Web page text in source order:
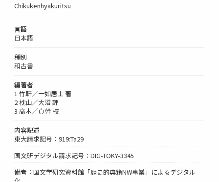
Chikukenhyakuritsu
言語
日本語
種別
和古書
編著者
1 竹軒／一如居士 著
2 枕山／大沼 評
3 高木／貞幹 校
内容記述
東大請求記号：919:Ta29
国文研デジタル請求記号：DIG-TOKY-3345
備考：国文学研究資料館「歴史的典籍NW事業」によるデジタル